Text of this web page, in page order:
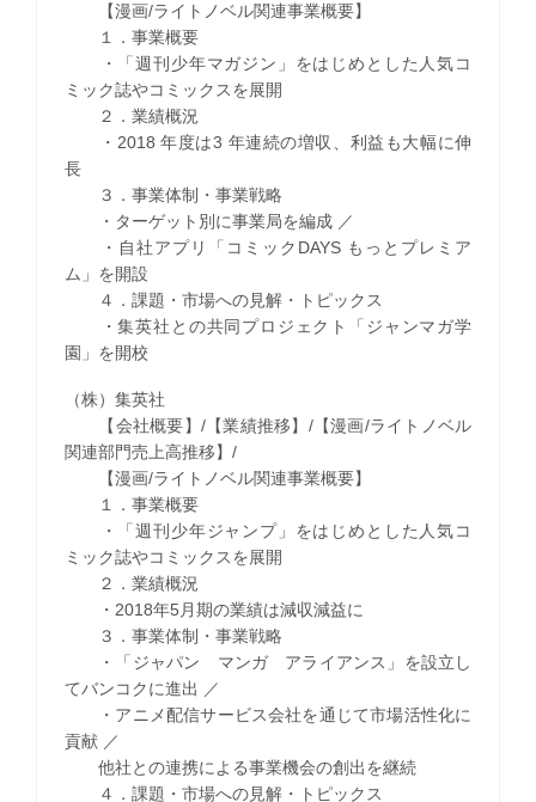
【漫画/ライトノベル関連事業概要】
１．事業概要
・「週刊少年マガジン」をはじめとした人気コ
ミック誌やコミックスを展開
２．業績概況
・2018 年度は3 年連続の増収、利益も大幅に伸
長
３．事業体制・事業戦略
・ターゲット別に事業局を編成 ／
・自社アプリ「コミックDAYS もっとプレミア
ム」を開設
４．課題・市場への見解・トピックス
・集英社との共同プロジェクト「ジャンマガ学
園」を開校
（株）集英社
【会社概要】/【業績推移】/【漫画/ライトノベル
関連部門売上高推移】/
【漫画/ライトノベル関連事業概要】
１．事業概要
・「週刊少年ジャンプ」をはじめとした人気コ
ミック誌やコミックスを展開
２．業績概況
・2018年5月期の業績は減収減益に
３．事業体制・事業戦略
・「ジャパン マンガ アライアンス」を設立し
てバンコクに進出 ／
・アニメ配信サービス会社を通じて市場活性化に
貢献 ／
他社との連携による事業機会の創出を継続
４．課題・市場への見解・トピックス